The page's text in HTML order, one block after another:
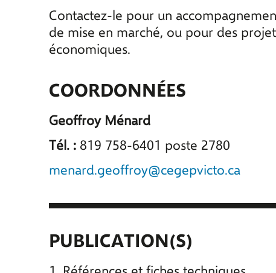
Contactez-le pour un
de mise en marché, ou pour des
économiques.
COORDONNÉES
Geoffroy Ménard
Tél. : 819 758-6401 poste 2780
menard.geoffroy@cegepvicto.ca
PUBLICATION(S)